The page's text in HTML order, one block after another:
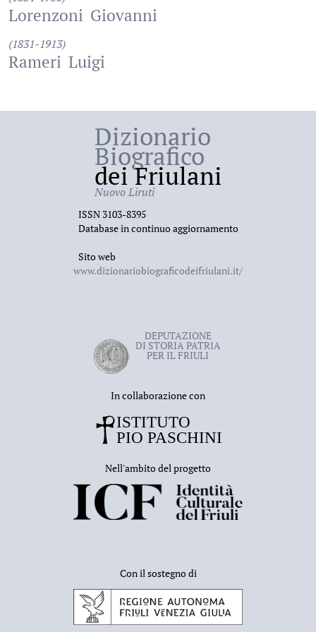
Lorenzoni Giovanni
(1831-1913)
Rameri Luigi
Dizionario
Biografico
dei Friulani
Nuovo Liruti
ISSN 3103-8395
Database in continuo aggiornamento
Sito web
www.dizionariobiograficodeifriulani.it/
DEPUTAZIONE
DI STORIA PATRIA
PER IL FRIULI
In collaborazione con
Nell'ambito del progetto
Con il sostegno di